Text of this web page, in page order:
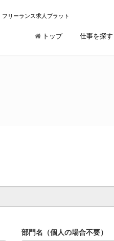
リーランス求人プラット
トップ 仕事を探す
部門名（個人の場合不要）